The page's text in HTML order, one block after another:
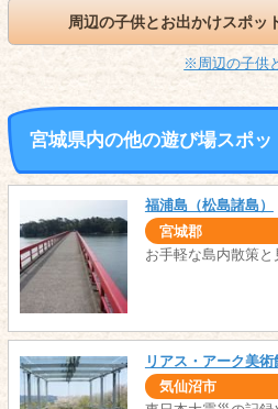
周辺の子供とお出かけスポッ
※周辺の子供
宮城県内の他の遊び場スポッ
福浦島（松島諸島）
宮城郡
お手軽な島内散策
リアス・アーク美術
気仙沼市